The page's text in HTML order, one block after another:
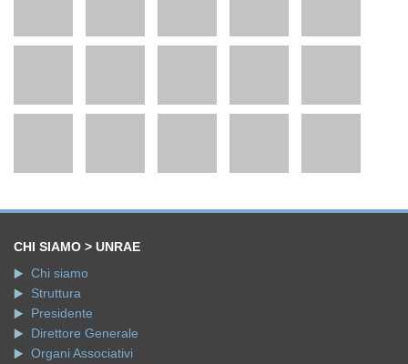
CHI SIAMO > UNRAE
Chi siamo
Struttura
Presidente
Direttore Generale
Organi Associativi